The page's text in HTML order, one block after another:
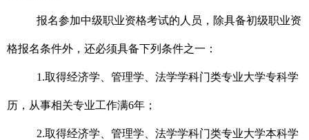
报名参加中级职业资格考试的人员，除具备初级职业资
格报名条件外，还必须具备下列条件之一 ：
1.取得经济学、管理学、法学学科门类专业大学专科学
历，从事相关专业工作满6年；
2.取得经济学、管理学、法学学科门类专业大学本科学